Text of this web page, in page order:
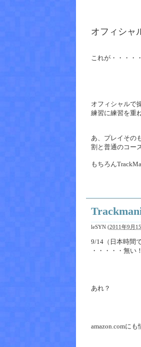
オフィシャ
これが・・・・
オフィシャルで
練習に練習を重
あ、プレイその
割と普通のコー
もちろん
leSYN (2011年9月
9/14（日本時間
・・・・・無い！
あれ？
amazon.comにも